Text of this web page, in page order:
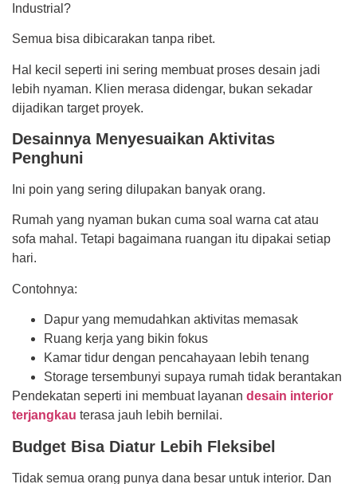
Industrial?
Semua bisa dibicarakan tanpa ribet.
Hal kecil seperti ini sering membuat proses desain jadi
lebih nyaman. Klien merasa didengar, bukan sekadar
dijadikan target proyek.
Desainnya Menyesuaikan Aktivitas
Penghuni
Ini poin yang sering dilupakan banyak orang.
Rumah yang nyaman bukan cuma soal warna cat atau
sofa mahal. Tetapi bagaimana ruangan itu dipakai setiap
hari.
Contohnya:
Dapur yang memudahkan aktivitas memasak
Ruang kerja yang bikin fokus
Kamar tidur dengan pencahayaan lebih tenang
Storage tersembunyi supaya rumah tidak berantakan
Pendekatan seperti ini membuat layanan desain interior
terjangkau terasa jauh lebih bernilai.
Budget Bisa Diatur Lebih Fleksibel
Tidak semua orang punya dana besar untuk interior. Dan